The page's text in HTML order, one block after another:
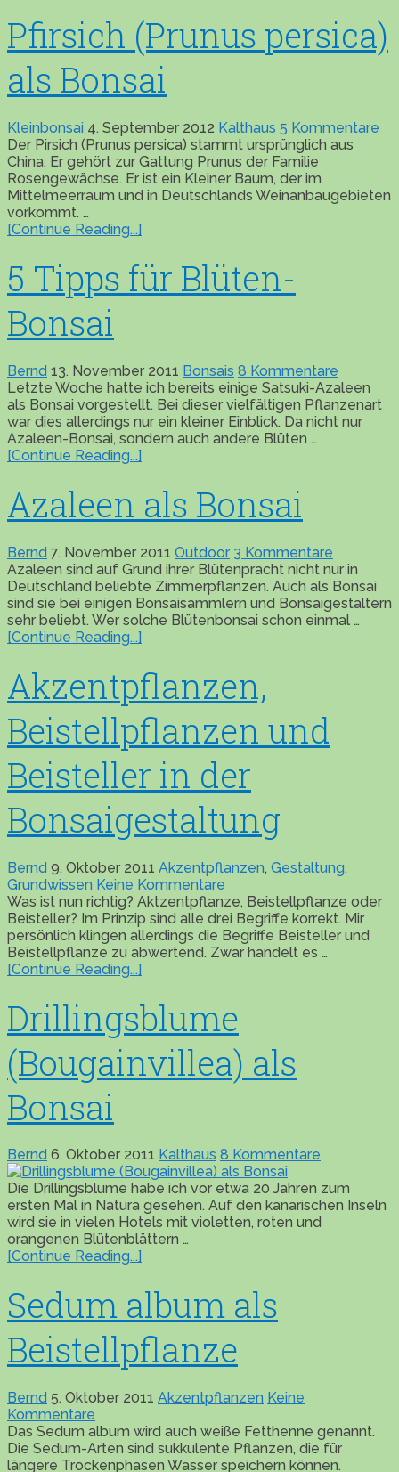
Pfirsich (Prunus persica)
als Bonsai
Kleinbonsai 4. September 2012 Kalthaus 5 Kommentare
Der Pirsich (Prunus persica) stammt ursprünglich aus
China. Er gehört zur Gattung Prunus der Familie
Rosengewächse. Er ist ein Kleiner Baum, der im
Mittelmeerraum und in Deutschlands Weinanbaugebieten
vorkommt. …
[Continue Reading...]
5 Tipps für Blüten-
Bonsai
Bernd 13. November 2011 Bonsais 8 Kommentare
Letzte Woche hatte ich bereits einige Satsuki-Azaleen
als Bonsai vorgestellt. Bei dieser vielfältigen Pflanzenart
war dies allerdings nur ein kleiner Einblick. Da nicht nur
Azaleen-Bonsai, sondern auch andere Blüten …
[Continue Reading...]
Azaleen als Bonsai
Bernd 7. November 2011 Outdoor 3 Kommentare
Azaleen sind auf Grund ihrer Blütenpracht nicht nur in
Deutschland beliebte Zimmerpflanzen. Auch als Bonsai
sind sie bei einigen Bonsaisammlern und Bonsaigestaltern
sehr beliebt. Wer solche Blütenbonsai schon einmal …
[Continue Reading...]
Akzentpflanzen,
Beistellpflanzen und
Beisteller in der
Bonsaigestaltung
Bernd 9. Oktober 2011 Akzentpflanzen, Gestaltung,
Grundwissen Keine Kommentare
Was ist nun richtig? Aktzentpflanze, Beistellpflanze oder
Beisteller? Im Prinzip sind alle drei Begriffe korrekt. Mir
persönlich klingen allerdings die Begriffe Beisteller und
Beistellpflanze zu abwertend. Zwar handelt es …
[Continue Reading...]
Drillingsblume
(Bougainvillea) als
Bonsai
Bernd 6. Oktober 2011 Kalthaus 8 Kommentare
Die Drillingsblume habe ich vor etwa 20 Jahren zum
ersten Mal in Natura gesehen. Auf den kanarischen Inseln
wird sie in vielen Hotels mit violetten, roten und
orangenen Blütenblättern …
[Continue Reading...]
Sedum album als
Beistellpflanze
Bernd 5. Oktober 2011 Akzentpflanzen Keine
Kommentare
Das Sedum album wird auch weiße Fetthenne genannt.
Die Sedum-Arten sind sukkulente Pflanzen, die für
längere Trockenphasen Wasser speichern können.